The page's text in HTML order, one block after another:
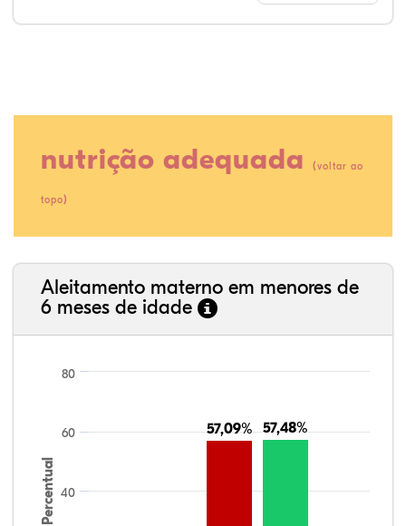
nutrição adequada (voltar ao
topo)
Aleitamento materno em menores de
6 meses de idade
Percentual
57,09%
57,09% 57,48%
57,48%
40
60
80